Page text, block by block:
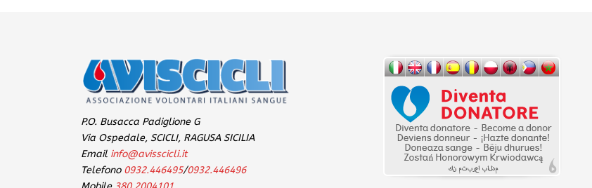
P.O. Busacca Padiglione G
Via Ospedale, SCICLI, RAGUSA SICILIA
Email info@avisscicli.it
Telefono 0932.446495/0932.446496